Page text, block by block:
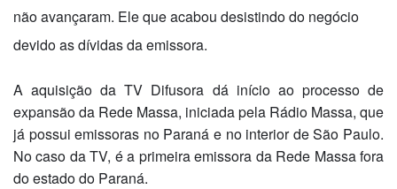
não avançaram. Ele que acabou desistindo do negócio
devido as dívidas da emissora.
A aquisição da TV Difusora dá início ao processo de
expansão da Rede Massa, iniciada pela Rádio Massa, que
já possui emissoras no Paraná e no interior de São Paulo.
No caso da TV, é a primeira emissora da Rede Massa fora
do estado do Paraná.